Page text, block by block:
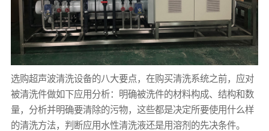
选购超声波清洗设备的八大要点，在购买清洗系统之前，应对
被清洗件做如下应用分析：明确被洗件的材料构成、结构和数
量，分析并明确要清除的污物，这些都是决定所要使用什么样
的清洗方法，判断应用水性清洗液还是用溶剂的先决条件。